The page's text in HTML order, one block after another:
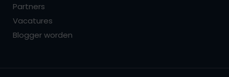
Partners
Vacatures
Blogger worden